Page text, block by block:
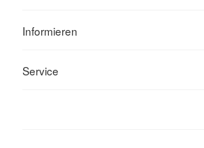
Informieren
Service